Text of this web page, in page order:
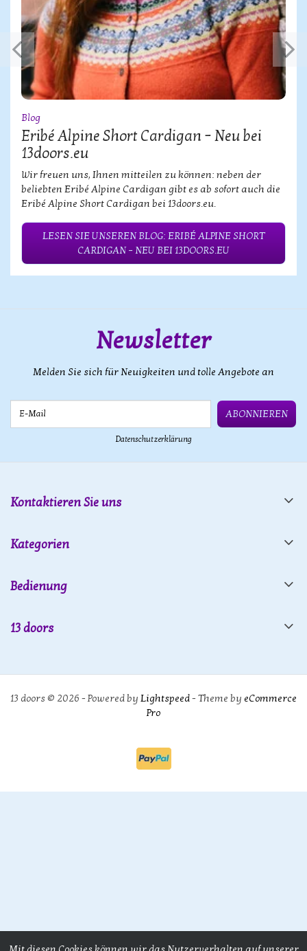
Blog
Eribé Alpine Short Cardigan – Neu bei
13doors.eu
Wir freuen uns, Ihnen mitteilen zu können: neben der
beliebten Eribé Alpine Cardigan gibt es ab sofort auch die
Eribé Alpine Short Cardigan bei 13doors.eu.
LESEN SIE UNSEREN BLOG: ERIBÉ ALPINE SHORT
CARDIGAN – NEU BEI 13DOORS.EU
Newsletter
Melden Sie sich für Neuigkeiten und tolle Angebote an
ABONNIEREN
Datenschutzerklärung
Kontaktieren Sie uns
Kategorien
Bedienung
13 doors
13 doors © 2026 - Powered by Lightspeed- Theme by eCommerce
Pro